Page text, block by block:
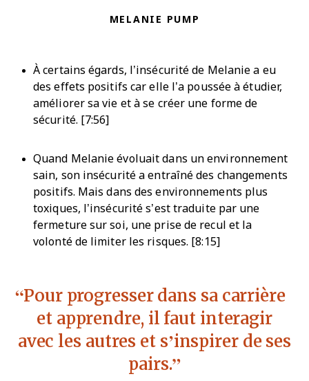
MELANIE PUMP
À certains égards, l’insécurité de Melanie a eu
des effets positifs car elle l’a poussée à étudier,
améliorer sa vie et à se créer une forme de
sécurité. [7:56]
Quand Melanie évoluait dans un environnement
sain, son insécurité a entraîné des changements
positifs. Mais dans des environnements plus
toxiques, l’insécurité s’est traduite par une
fermeture sur soi, une prise de recul et la
volonté de limiter les risques. [8:15]
Pour progresser dans sa carrière
et apprendre, il faut interagir
avec les autres et s’inspirer de ses
pairs.